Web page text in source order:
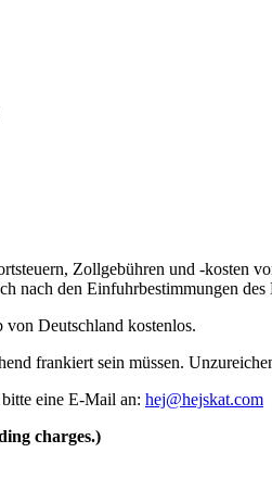
Zollgebühren und -kosten
nach den Einfuhrbestimmungen
Deutschland kostenlos.
frankiert sein müssen.
eine E-Mail an: hej@hejskat.com
charges.)